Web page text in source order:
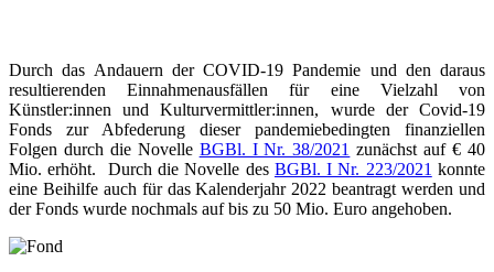
Durch das Andauern der COVID-19 Pandemie und den daraus
resultierenden Einnahmenausfällen für eine Vielzahl von
Künstler:innen und Kulturvermittler:innen, wurde der Covid-19
Fonds zur Abfederung dieser pandemiebedingten finanziellen
Folgen durch die Novelle BGBl. I Nr. 38/2021 zunächst auf € 40
Mio. erhöht. Durch die Novelle des BGBl. I Nr. 223/2021 konnte
eine Beihilfe auch für das Kalenderjahr 2022 beantragt werden und
der Fonds wurde nochmals auf bis zu 50 Mio. Euro angehoben.